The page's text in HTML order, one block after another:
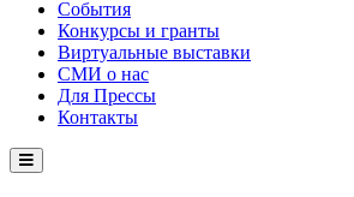
События
Конкурсы и гранты
Виртуальные выставки
СМИ о нас
Для Прессы
Контакты